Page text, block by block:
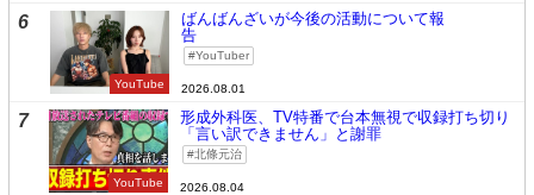
6
YouTube
ばんばんざいが今後の活動について報
告
YouTuber
2026.08.01
7
YouTube
形成外科医、TV特番で台本無視で収録打ち切り
「言い訳できません」と謝罪
北條元治
2026.08.04